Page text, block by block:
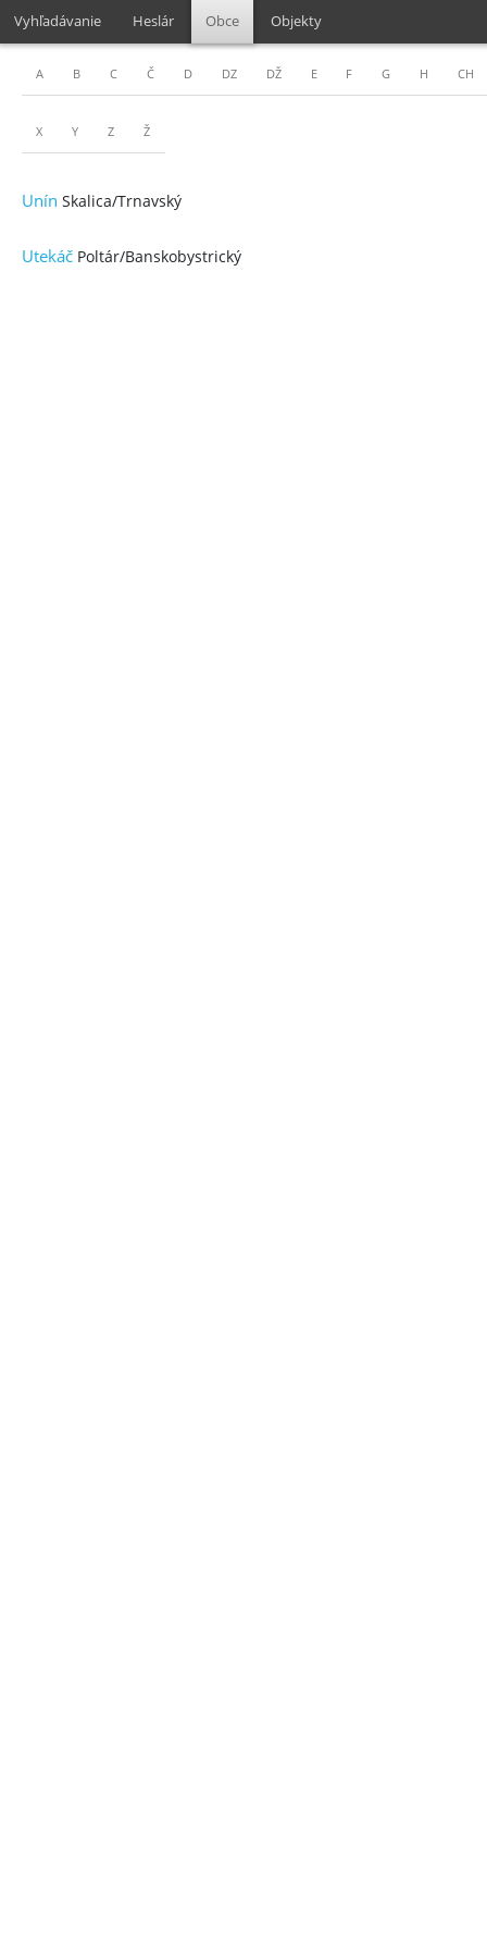
Vyhľadávanie Heslár Obce Objekty
A B C Č D DZ DŽ E F G H CH
X Y Z Ž
Unín Skalica/Trnavský
Utekáč Poltár/Banskobystrický